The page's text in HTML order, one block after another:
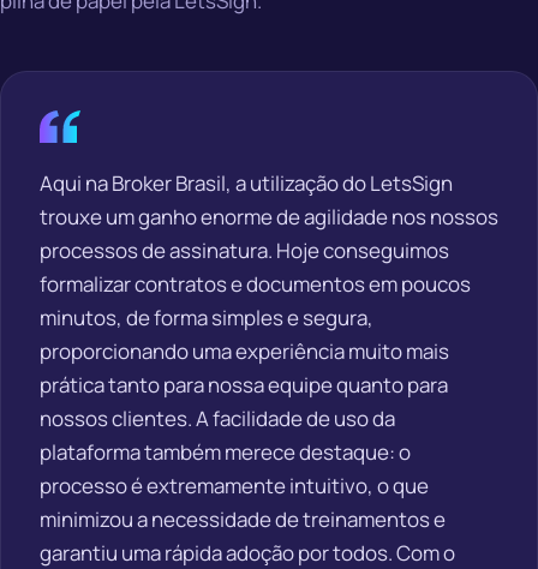
Aqui na Broker Brasil, a utilização do LetsSign
trouxe um ganho enorme de agilidade nos nossos
processos de assinatura. Hoje conseguimos
formalizar contratos e documentos em poucos
minutos, de forma simples e segura,
proporcionando uma experiência muito mais
prática tanto para nossa equipe quanto para
nossos clientes. A facilidade de uso da
plataforma também merece destaque: o
processo é extremamente intuitivo, o que
minimizou a necessidade de treinamentos e
garantiu uma rápida adoção por todos. Com o